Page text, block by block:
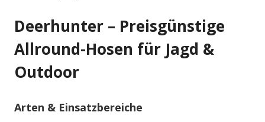
Deerhunter – Preisgünstige
Allround-Hosen für Jagd &
Outdoor
Arten & Einsatzbereiche